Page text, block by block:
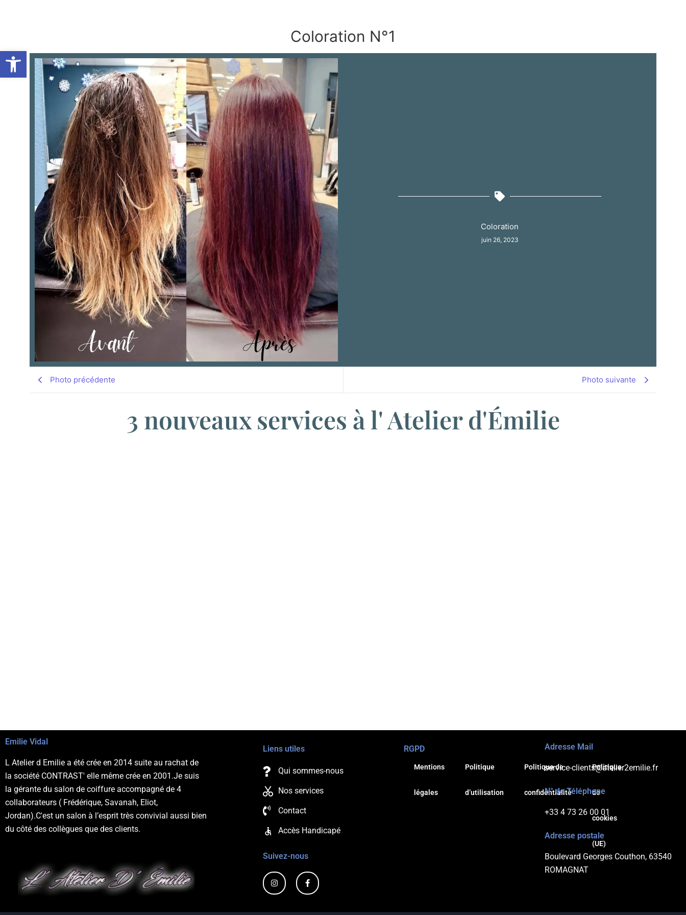
Coloration N°1
Coloration
juin 26, 2023
Photo précédente Photo suivante
3 nouveaux services à l' Atelier d'Émilie
Massage & Bien-être
Rendez-vous par
au 06 68 30 56 65
Emilie Vidal
L Atelier d Emilie a été crée en 2014 suite au rachat de
la société CONTRAST' elle même crée en 2001.Je suis
la gérante du salon de coiffure accompagné de 4
collaborateurs ( Frédérique, Savanah, Eliot,
Jordan).C'est un salon à l’esprit très convivial aussi bien
du côté des collègues que des clients.
Liens utiles
Qui sommes-nous
Nos services
Contact
Accès Handicapé
Suivez-nous
I
n
t
F
a
c
e
RGPD
Mentions
légales
Politique
d’utilisation
Politique de
confidentialité
Politique
de
cookies
(UE)
Adresse Mail
service-clients@atelier2emilie.fr
N° de Téléphone
+33 4 73 26 00 01
Adresse postale
Boulevard Georges Couthon, 63540
ROMAGNAT
Ouvrir la barre d’outils